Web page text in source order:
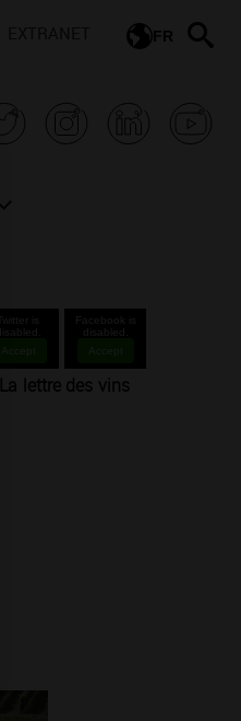
FR
Accept
Facebook is
Accept
La lettre des vins